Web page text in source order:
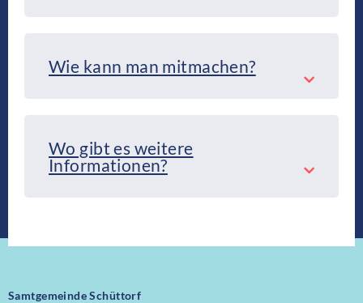
Wie kann man mitmachen?
Wo gibt es weitere
Informationen?
Samtgemeinde Schüttorf